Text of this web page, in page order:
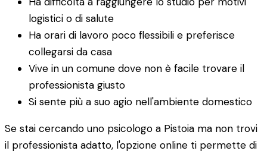
logistici o di salute
Ha orari di lavoro poco flessibili e preferisce
collegarsi da casa
Vive in un comune dove non è facile trovare il
professionista giusto
Si sente più a suo agio nell'ambiente domestico
Se stai cercando uno psicologo a Pistoia ma non trovi
il professionista adatto, l'opzione online ti permette di